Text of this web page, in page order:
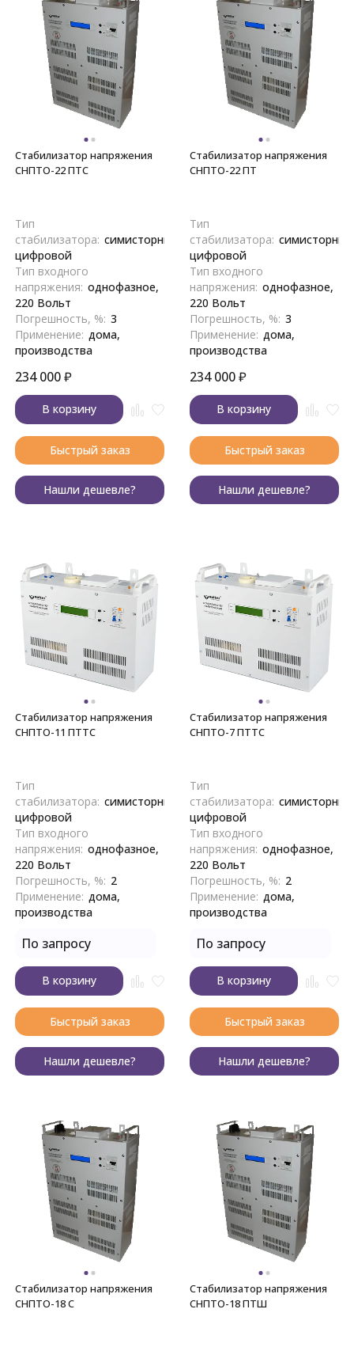
Стабилизатор напряжения
СНПТО-22 ПТС
Тип
стабилизатора: симисторный,
цифровой
Тип входного
напряжения: однофазное,
220 Вольт
Погрешность, %: 3
Применение: дома,
производства
234 000₽
В корзину
Быстрый заказ
Нашли дешевле?
Стабилизатор напряжения
СНПТО-22 ПТ
Тип
стабилизатора:
цифровой
Тип входного
напряжения: однофазное,
220 Вольт
Погрешность, %: 3
Применение: дома,
производства
234 000₽
В корзину
Быстрый заказ
Нашли дешевле?
Стабилизатор напряжения
СНПТО-11 ПТТС
Тип
стабилизатора: симисторный,
цифровой
Тип входного
напряжения: однофазное,
220 Вольт
Погрешность, %: 2
Применение: дома,
производства
По запросу
В корзину
Быстрый заказ
Нашли дешевле?
Стабилизатор напряжения
СНПТО-7 ПТТС
Тип
стабилизатора:
цифровой
Тип входного
напряжения: однофазное,
220 Вольт
Погрешность, %: 2
Применение: дома,
производства
По запросу
В корзину
Быстрый заказ
Нашли дешевле?
Стабилизатор напряжения
СНПТО-18 С
Стабилизатор напряжения
СНПТО-18 ПТШ